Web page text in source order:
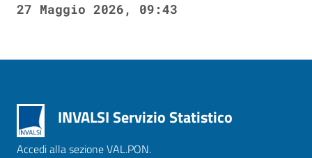
27 Maggio 2026, 09:43
INVALSI Servizio Statistico
Accedi alla sezione VAL.PON.